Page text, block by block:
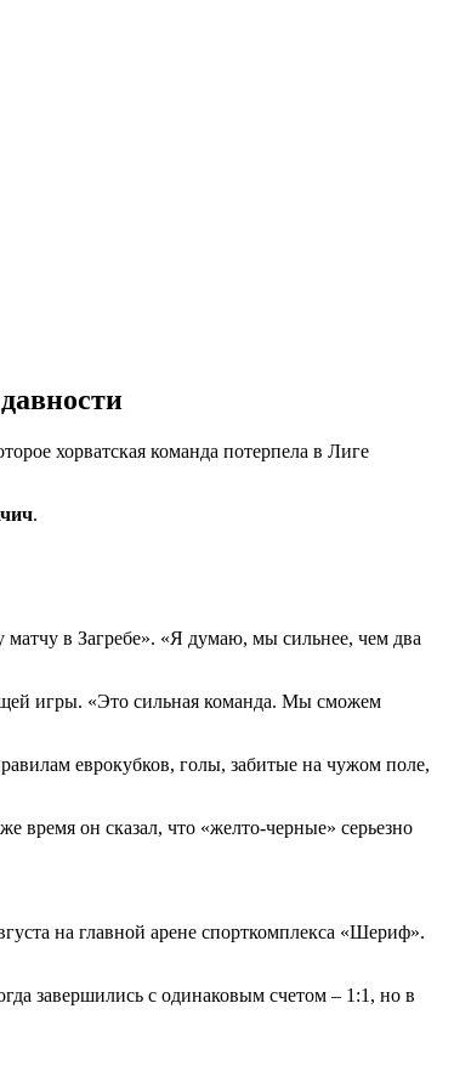
хорватская команда потерпела в Лиге
.
матчу в Загребе». «Я думаю, мы сильнее, чем два
игры. «Это сильная команда. Мы сможем
еврокубков, голы, забитые на чужом поле,
время он сказал, что «желто-черные» серьезно
на главной арене спорткомплекса «Шериф».
завершились с одинаковым счетом – 1:1, но в